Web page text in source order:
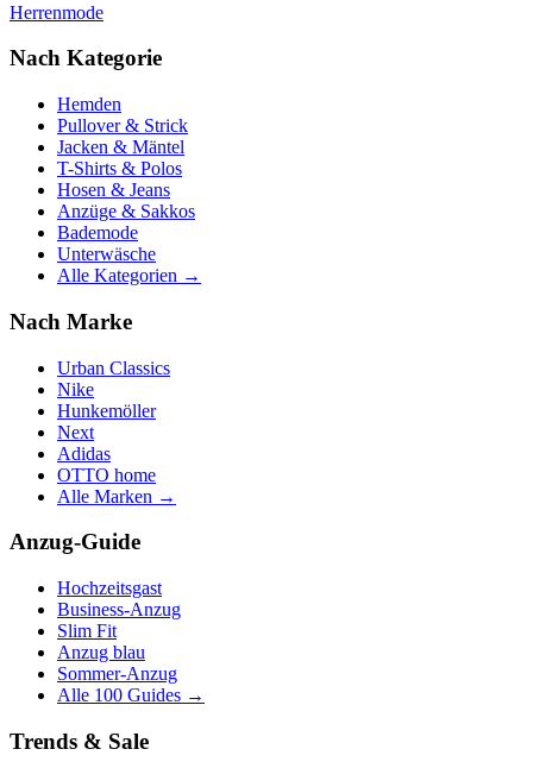
Herrenmode
Nach Kategorie
Hemden
Pullover & Strick
Jacken & Mäntel
T-Shirts & Polos
Hosen & Jeans
Anzüge & Sakkos
Bademode
Unterwäsche
Alle Kategorien →
Nach Marke
Urban Classics
Nike
Hunkemöller
Next
Adidas
OTTO home
Alle Marken →
Anzug-Guide
Hochzeitsgast
Business-Anzug
Slim Fit
Anzug blau
Sommer-Anzug
Alle 100 Guides →
Trends & Sale